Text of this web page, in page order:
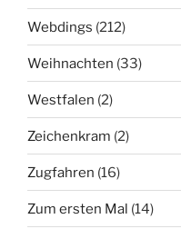
Webdings (212)
Weihnachten (33)
Westfalen (2)
Zeichenkram (2)
Zugfahren (16)
Zum ersten Mal (14)